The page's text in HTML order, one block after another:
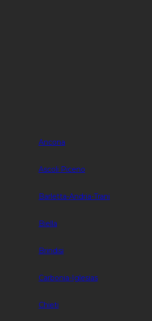
Ancona
Ascoli Piceno
Barletta-Andria-Trani
Biella
Brindisi
Carbonia-Iglesias
Chieti